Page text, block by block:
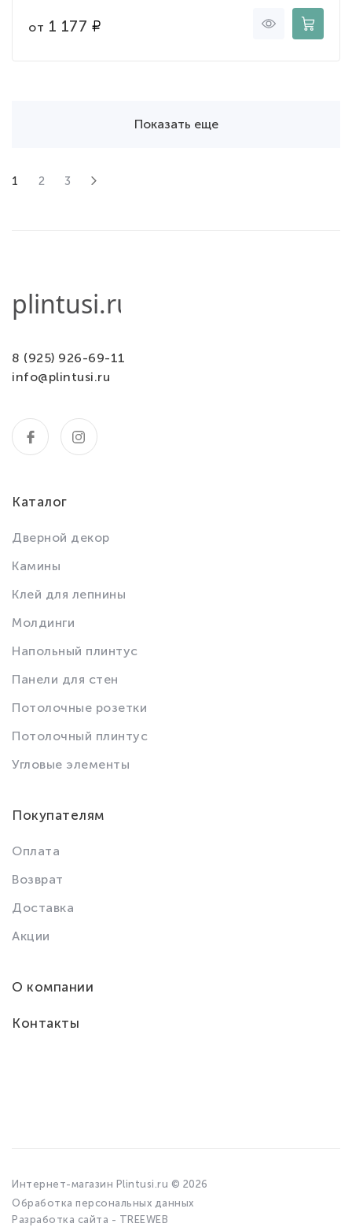
от 1 177
Показать еще
1 2 3
8 (925) 926-69-11
info@plintusi.ru
Каталог
Дверной декор
Камины
Клей для лепнины
Молдинги
Напольный плинтус
Панели для стен
Потолочные розетки
Потолочный плинтус
Угловые элементы
Покупателям
Оплата
Возврат
Доставка
Акции
О компании
Контакты
Интернет-магазин Plintusi.ru © 2026
Обработка персональных данных
Разработка сайта - TREEWEB